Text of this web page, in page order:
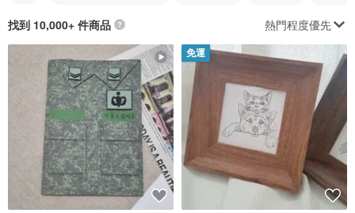
找到 10,000+ 件商品 熱門程度優先
免運